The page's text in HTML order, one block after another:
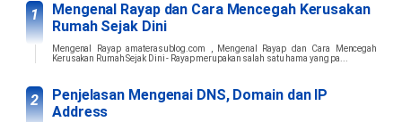
Mengenal Rayap dan Cara Mencegah Kerusakan
Rumah Sejak Dini
Mengenal Rayap amaterasublog.com , Mengenal Rayap dan Cara Mencegah
Kerusakan Rumah Sejak Dini - Rayap merupakan salah satu hama yang pa...
Penjelasan Mengenai DNS, Domain dan IP
Address